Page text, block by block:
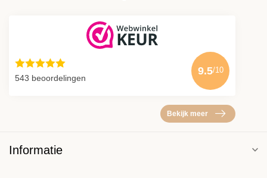
543 beoordelingen
9.5/10
Bekijk meer
Informatie